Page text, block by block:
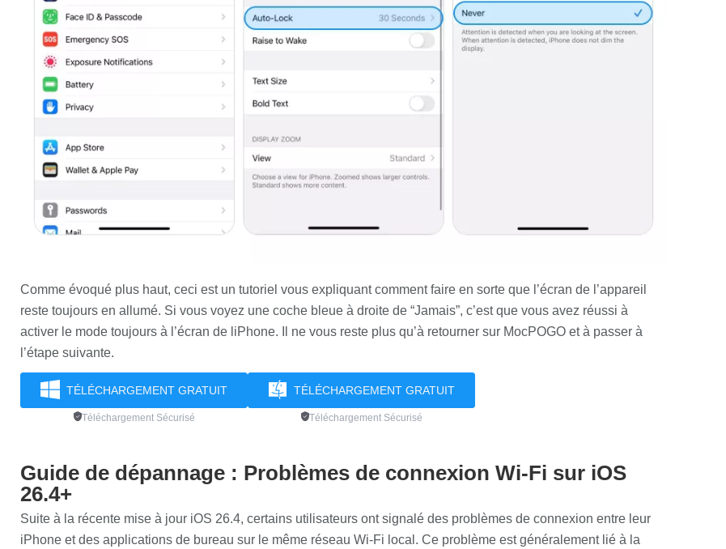
Comme évoqué plus haut, ceci est un tutoriel vous expliquant comment faire en sorte que l’écran de l’appareil
reste toujours en allumé. Si vous voyez une coche bleue à droite de “Jamais”, c’est que vous avez réussi à
activer le mode toujours à l’écran de liPhone. Il ne vous reste plus qu’à retourner sur MocPOGO et à passer à
l’étape suivante.
TÉLÉCHARGEMENT GRATUIT
Téléchargement Sécurisé
TÉLÉCHARGEMENT GRATUIT
Téléchargement Sécurisé
Guide de dépannage : Problèmes de connexion Wi-Fi sur iOS
26.4+
Suite à la récente mise à jour iOS 26.4, certains utilisateurs ont signalé des problèmes de connexion entre leur
iPhone et des applications de bureau sur le même réseau Wi-Fi local. Ce problème est généralement lié à la